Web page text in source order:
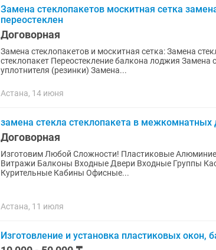
Замена стеклопакетов москитная сетка
переостеклен
Договорная
Замена стеклопакетов и москитная сетка: Замена стекла • Переостекление 2-ой 3-ой
стеклопакет Переостекление балкона лоджия Замена стекла разных цветов Замена
уплотнителя (резинки) Замена...
Астана, 14 июня
замена стекла стеклопакета в межкомнатных
Договорная
Изготовим Любой Сложности! Пластиковые Алюминиевые
Витражи Балконы Входные Двери Входные Группы Кассовые Кабины Решетки Для Детей
Курительные Кабины Офисные...
Астана, 11 июля
Изготовление и установка пластиковых окон,